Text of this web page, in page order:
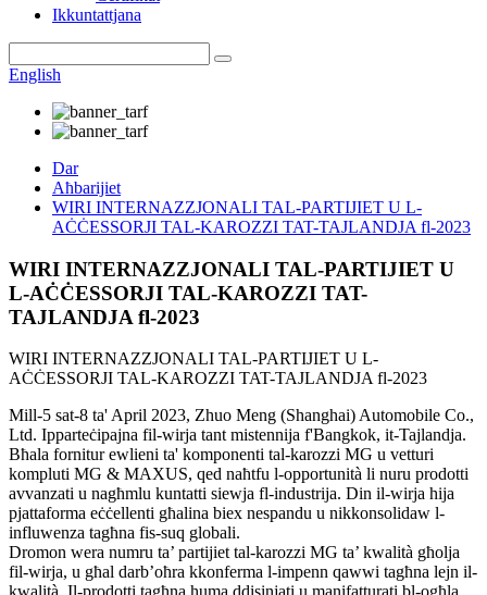
Ikkuntattjana
English
Dar
Aħbarijiet
WIRI INTERNAZZJONALI TAL-PARTIJIET U L-
AĊĊESSORJI TAL-KAROZZI TAT-TAJLANDJA fl-2023
WIRI INTERNAZZJONALI TAL-PARTIJIET U
L-AĊĊESSORJI TAL-KAROZZI TAT-
TAJLANDJA fl-2023
WIRI INTERNAZZJONALI TAL-PARTIJIET U L-
AĊĊESSORJI TAL-KAROZZI TAT-TAJLANDJA fl-2023
Mill-5 sat-8 ta' April 2023, Zhuo Meng (Shanghai) Automobile Co.,
Ltd. Ipparteċipajna fil-wirja tant mistennija f'Bangkok, it-Tajlandja.
Bħala fornitur ewlieni ta' komponenti tal-karozzi MG u vetturi
kompluti MG & MAXUS, qed naħtfu l-opportunità li nuru prodotti
avvanzati u nagħmlu kuntatti siewja fl-industrija. Din il-wirja hija
pjattaforma eċċellenti għalina biex nespandu u nikkonsolidaw l-
influwenza tagħna fis-suq globali.
Dromon wera numru ta’ partijiet tal-karozzi MG ta’ kwalità għolja
fil-wirja, u għal darb’oħra kkonferma l-impenn qawwi tagħna lejn il-